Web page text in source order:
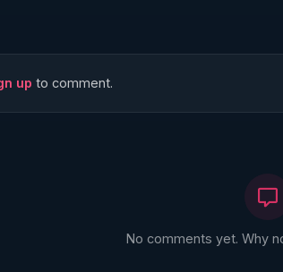
RÉGÉNÈRE
up to comment.
No comments yet. Why